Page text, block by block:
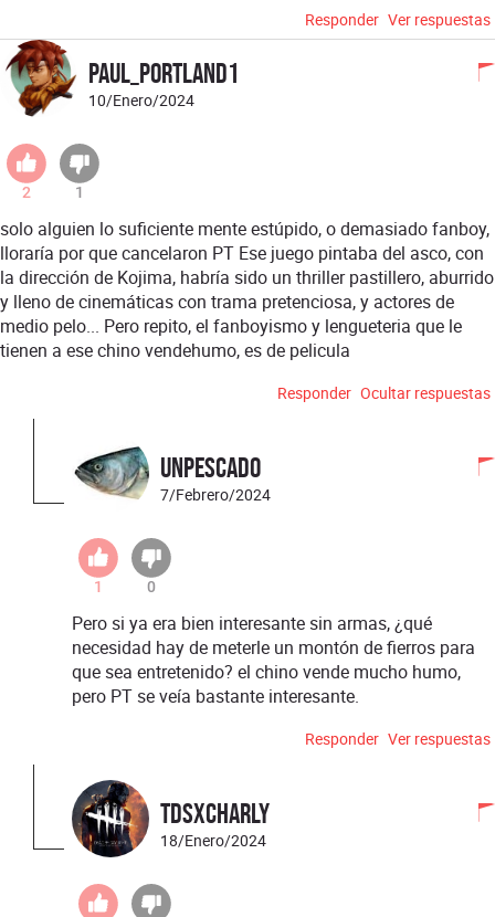
Responder Ver respuestas
Paul_Portland1
10/Enero/2024
2 1
solo alguien lo suficiente mente estúpido, o demasiado fanboy,
lloraría por que cancelaron PT Ese juego pintaba del asco, con
la dirección de Kojima, habría sido un thriller pastillero, aburrido
y lleno de cinemáticas con trama pretenciosa, y actores de
medio pelo... Pero repito, el fanboyismo y lengueteria que le
tienen a ese chino vendehumo, es de pelicula
Responder Ocultar respuestas
UnPescado
7/Febrero/2024
1 0
Pero si ya era bien interesante sin armas, ¿qué
necesidad hay de meterle un montón de fierros para
que sea entretenido? el chino vende mucho humo,
pero PT se veía bastante interesante.
Responder Ver respuestas
TDSxCharly
18/Enero/2024